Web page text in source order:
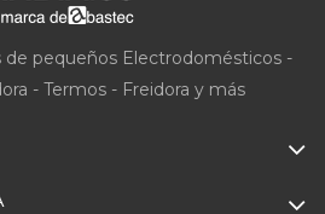
de pequeños Electrodomésticos -
- Termos - Freidora y más